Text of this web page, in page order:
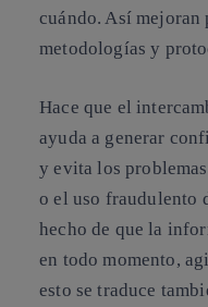
cuándo. Así mejoran
metodologías y
Hace que el
ayuda a generar
y evita los
o el uso fraudulento
hecho de que la
en todo momento,
esto se traduce